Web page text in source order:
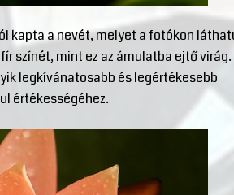
kapta a nevét, melyet a fotókon
színét, mint ez az ámulatba ejtő virág.
legkívánatosabb és legértékesebb
értékességéhez.